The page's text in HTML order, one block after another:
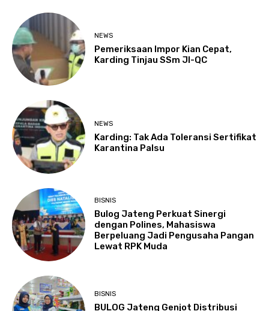
NEWS
Pemeriksaan Impor Kian Cepat,
Karding Tinjau SSm JI-QC
NEWS
Karding: Tak Ada Toleransi Sertifikat
Karantina Palsu
BISNIS
Bulog Jateng Perkuat Sinergi
dengan Polines, Mahasiswa
Berpeluang Jadi Pengusaha Pangan
Lewat RPK Muda
BISNIS
BULOG Jateng Genjot Distribusi